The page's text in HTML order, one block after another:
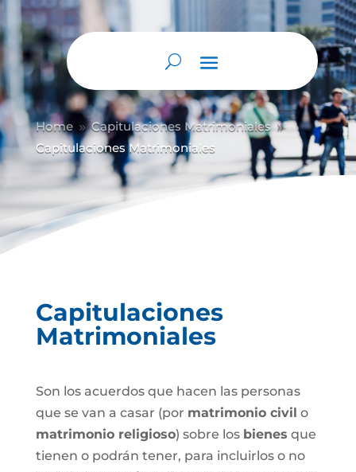
Home 9 Capitulaciones Matrimoniales 9
Capitulaciones Matrimoniales
Capitulaciones
Matrimoniales
Son los acuerdos que hacen las personas
que se van a casar (por matrimonio civil o
matrimonio religioso) sobre los bienes que
tienen o podrán tener, para incluirlos o no